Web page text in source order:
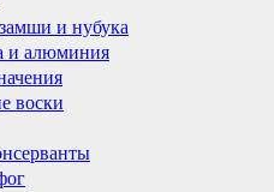
и нубука
и алюминия
воски